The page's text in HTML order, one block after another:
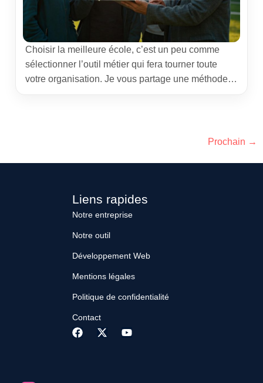
Choisir la meilleure école, c’est un peu comme
sélectionner l’outil métier qui fera tourner toute
votre organisation. Je vous partage une méthode
investissement optimal. Je travaille au quotidienProchain →
Liens rapides
Notre entreprise
Notre outil
Développement Web
Mentions légales
Politique de confidentialité
Contact